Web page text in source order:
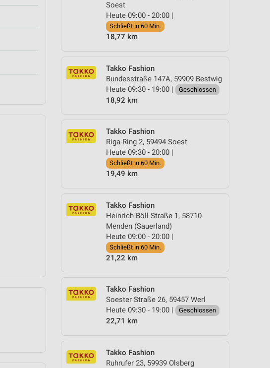
Soest
Heute 09:00 - 20:00 |
Schließt in 60 Min.
18,77 km
Takko Fashion
Bundesstraße 147A, 59909 Bestwig
Heute 09:30 - 19:00 |
Geschlossen
18,92 km
Takko Fashion
Riga-Ring 2, 59494 Soest
Heute 09:30 - 20:00 |
Schließt in 60 Min.
19,49 km
Takko Fashion
Heinrich-Böll-Straße 1, 58710
Menden (Sauerland)
Heute 09:00 - 20:00 |
Schließt in 60 Min.
21,22 km
Takko Fashion
Soester Straße 26, 59457 Werl
Heute 09:30 - 19:00 |
Geschlossen
22,71 km
Takko Fashion
Ruhrufer 23, 59939 Olsberg